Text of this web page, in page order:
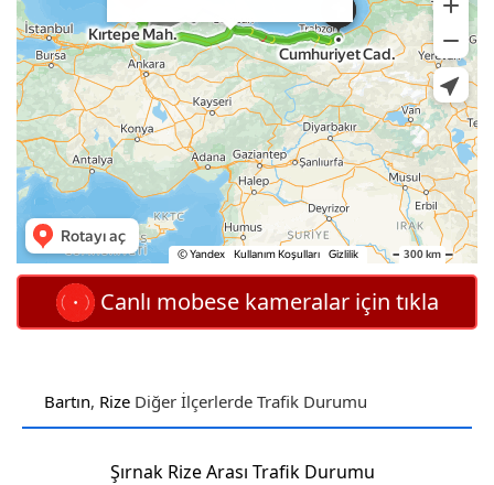
Canlı mobese kameralar için tıkla
Bartın, Rize Diğer İlçerlerde Trafik Durumu
Şırnak Rize Arası Trafik Durumu